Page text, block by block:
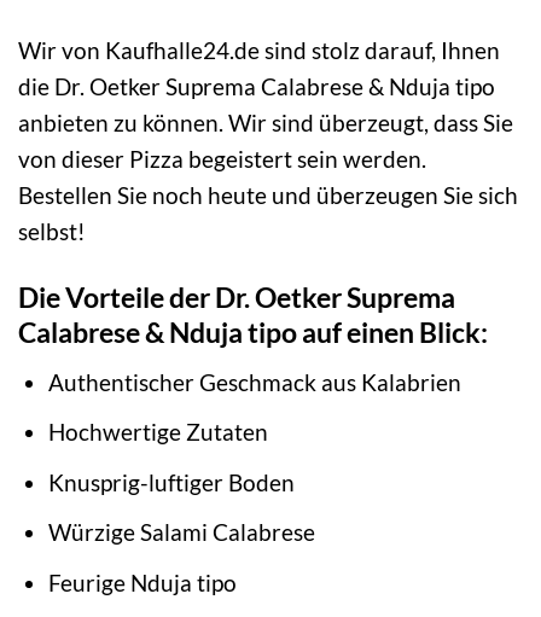
Wir von Kaufhalle24.de sind stolz darauf, Ihnen
die Dr. Oetker Suprema Calabrese & Nduja tipo
anbieten zu können. Wir sind überzeugt, dass Sie
von dieser Pizza begeistert sein werden.
Bestellen Sie noch heute und überzeugen Sie sich
selbst!
Die Vorteile der Dr. Oetker Suprema
Calabrese & Nduja tipo auf einen Blick:
Authentischer Geschmack aus Kalabrien
Hochwertige Zutaten
Knusprig-luftiger Boden
Würzige Salami Calabrese
Feurige Nduja tipo